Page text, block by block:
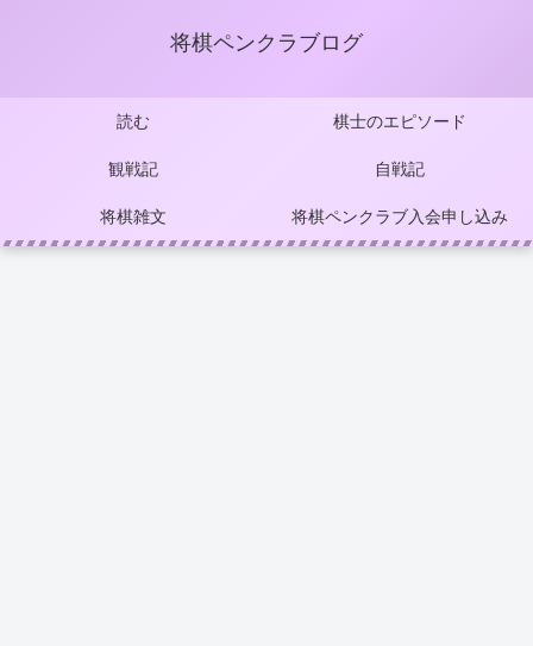
将棋ペンクラブログ
読む 棋士のエピソード
観戦記 自戦記
将棋雑文 将棋ペンクラブ入会申し込み